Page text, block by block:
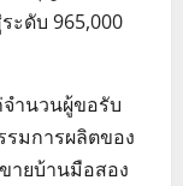
ะดับ 965,000
ำนวนผู้ขอรับ
รมการผลิตของ
ายบ้านมือสอง